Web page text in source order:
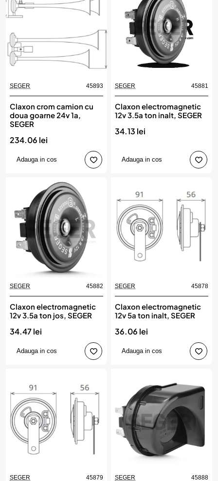
SEGER 45893
Claxon crom camion cu
doua goarne 24v 1a,
SEGER
234.06 lei
Adauga in cos
SEGER 45881
Claxon electromagnetic
12v 3.5a ton inalt, SEGER
34.13 lei
Adauga in cos
SEGER 45882
Claxon electromagnetic
12v 3.5a ton jos, SEGER
34.47 lei
Adauga in cos
SEGER 45878
Claxon electromagnetic
12v 5a ton inalt, SEGER
36.06 lei
Adauga in cos
SEGER 45879 SEGER 45888